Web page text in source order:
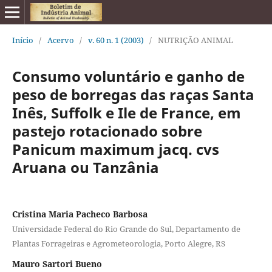
Início / Acervo / v. 60 n. 1 (2003) / NUTRIÇÃO ANIMAL
Consumo voluntário e ganho de
peso de borregas das raças Santa
Inês, Suffolk e Ile de France, em
pastejo rotacionado sobre
Panicum maximum jacq. cvs
Aruana ou Tanzânia
Cristina Maria Pacheco Barbosa
Universidade Federal do Rio Grande do Sul, Departamento de
Plantas Forrageiras e Agrometeorologia, Porto Alegre, RS
Mauro Sartori Bueno